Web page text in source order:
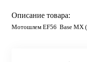
Описание товара:
Мотошлем EF56 Base MX